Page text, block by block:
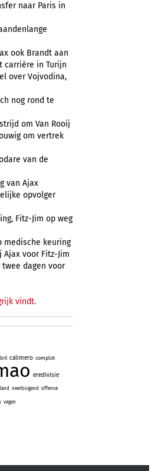
naar Paris in
ook Brandt aan
carrière in Turijn
over Vojvodina,
nog rond te
om Van Rooij
om vertrek
van de
van Ajax
opvolger
Fitz-Jim op weg
medische keuring
voor Fitz-Jim
dagen voor
vindt.
bril calimero complot
eredivisie
neerbuigend offense
vegen